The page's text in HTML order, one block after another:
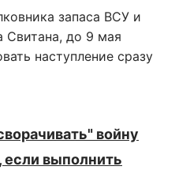
запаса ВСУ и
Свитана, до 9 мая
наступление сразу
войну
если выполнить